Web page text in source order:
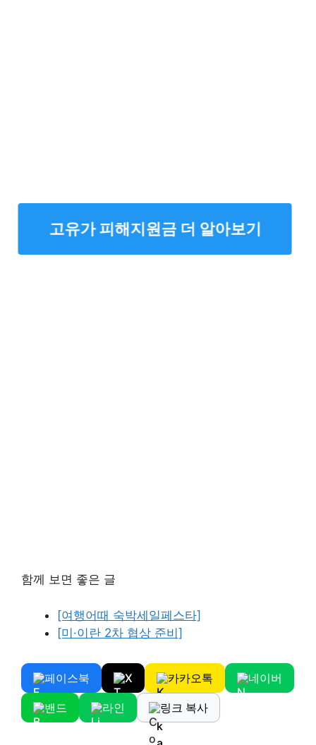
고유가 피해지원금 더 알아보기
함께 보면 좋은 글
[여행어때 숙박세일페스타]
[미·이란 2차 협상 준비]
페이스북 X 카카오톡 네이버
밴드 라인 링크 복사